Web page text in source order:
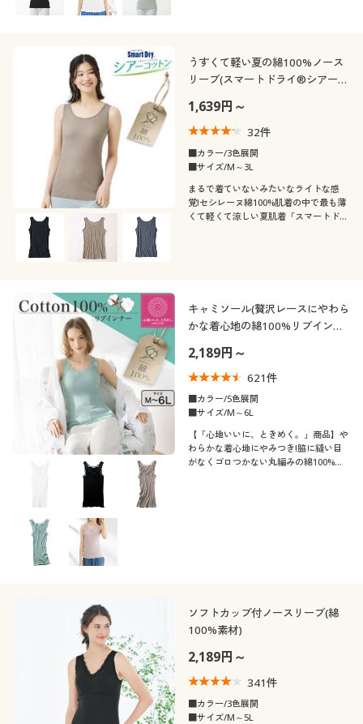
うすくて軽い夏の綿100%ノース
リーブ(スマートドライ®シアーコ
1,639円～
32件
■カラー/3色展開
■サイズ/M～3L
まるで着ていないみたいなライトな感
覚!セシレーヌ綿100%肌着の中で最も薄
くて軽くて涼しい夏肌着「スマートドラ
キャミソール(贅沢レースにやわら
かな着心地の綿100%リブインナ
2,189円～
621件
■カラー/5色展開
■サイズ/M～6L
【「心地いいに、ときめく。」商品】や
わらかな着心地にやみつき!脇に縫い目
がなくゴロつかない丸編みの綿100%リ
ソフトカップ付ノースリーブ(綿
100%素材)
2,189円～
341件
■カラー/3色展開
■サイズ/M～5L